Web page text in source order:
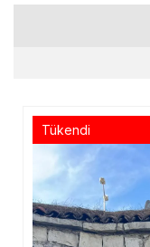
Takım
Üst Giyim
T-shirt
Tükendi